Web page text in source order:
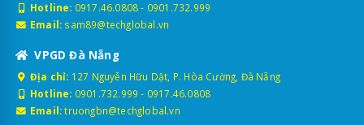
Hotline: 0917.46.0808- 0901.732.999
Email: sam89@techglobal.vn
VPGD Đà Nẵng
Địa chỉ: 127 Nguyễn Hữu Dật, P. Hòa Cường, Đà Nẵng
Hotline: 0901.732.999 - 0917.46.0808
Email: truongbn@techglobal.vn